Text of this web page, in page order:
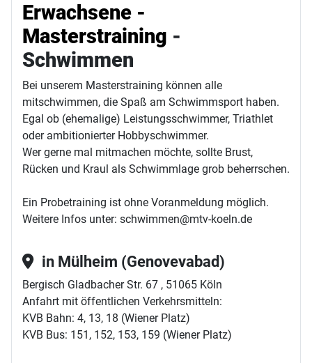
Erwachsene -
Masterstraining -
Schwimmen
Bei unserem Masterstraining können alle
mitschwimmen, die Spaß am Schwimmsport haben.
Egal ob (ehemalige) Leistungsschwimmer, Triathlet
oder ambitionierter Hobbyschwimmer.
Wer gerne mal mitmachen möchte, sollte Brust,
Rücken und Kraul als Schwimmlage grob beherrschen.
Ein Probetraining ist ohne Voranmeldung möglich.
Weitere Infos unter: schwimmen@mtv-koeln.de
in Mülheim (Genovevabad)
Bergisch Gladbacher Str. 67 , 51065 Köln
Anfahrt mit öffentlichen Verkehrsmitteln:
KVB Bahn: 4, 13, 18 (Wiener Platz)
KVB Bus: 151, 152, 153, 159 (Wiener Platz)